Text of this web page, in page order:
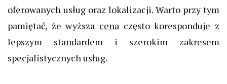
oferowanych usług oraz lokalizacji. Warto przy tym
pamiętać, że wyższa cena często koresponduje z
lepszym standardem i szerokim zakresem
specjalistycznych usług.